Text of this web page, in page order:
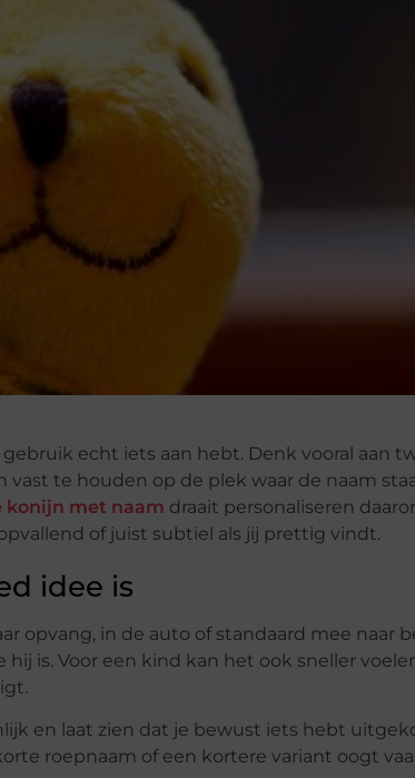
echt iets aan hebt. Denk vooral aan
te houden op de plek waar de naam
konijn met naam draait personaliseren
of juist subtiel als jij prettig vindt.
idee is
opvang, in de auto of standaard mee naar
is. Voor een kind kan het ook sneller
en laat zien dat je bewust iets hebt
roepnaam of een kortere variant oogt